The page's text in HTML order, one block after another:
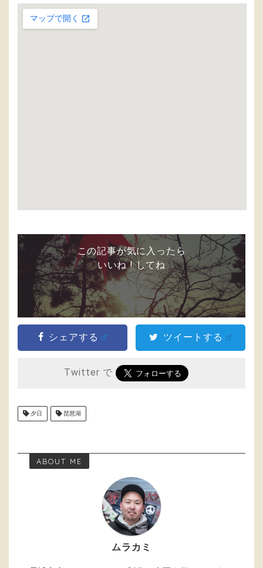
この記事が気に入ったら
いいね ! してね
シェアする ツイートする
Twitter で
夕日 琵琶湖
ABOUT ME
ムラカミ